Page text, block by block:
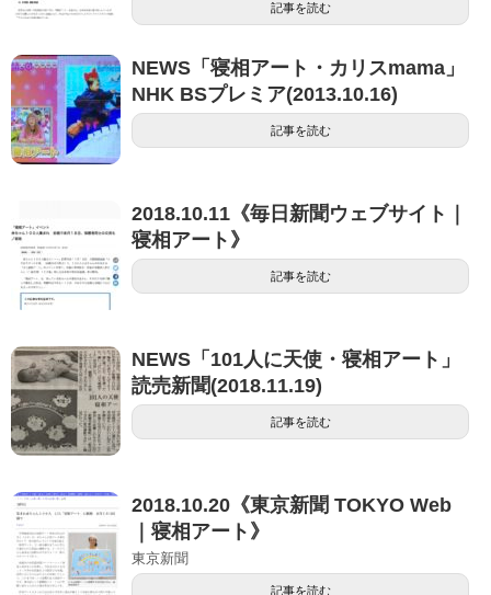
記事を読む
NEWS「寝相アート・カリスmama」
NHK BSプレミア(2013.10.16)
記事を読む
2018.10.11《毎日新聞ウェブサイト｜
寝相アート》
記事を読む
NEWS「101人に天使・寝相アート」
読売新聞(2018.11.19)
記事を読む
2018.10.20《東京新聞 TOKYO Web
｜寝相アート》
東京新聞
記事を読む